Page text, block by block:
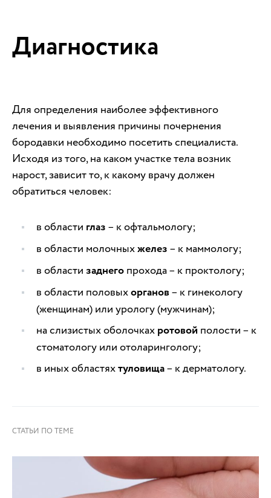
Диагностика
Для определения наиболее эффективного
лечения и выявления причины почернения
бородавки необходимо посетить специалиста.
Исходя из того, на каком участке тела возник
нарост, зависит то, к какому врачу должен
обратиться человек:
в области глаз – к офтальмологу;
в области молочныхжелез – к маммологу;
в области заднего прохода – к проктологу;
в области половыхорганов– к гинекологу
(женщинам) или урологу (мужчинам);
на слизистых оболочках ротовой полости – к
стоматологу или отоларингологу;
в иных областяхтуловища– к дерматологу.